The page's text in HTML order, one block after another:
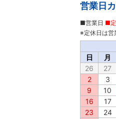
営業日
日
月
26
27
2
3
9
10
16
17
23
24
■営業日 ■
※定休日は営